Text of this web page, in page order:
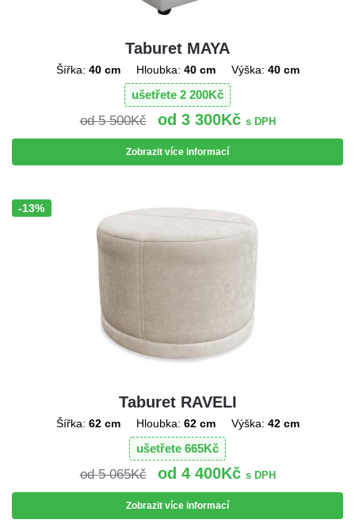
Taburet MAYA
Šířka: 40 cm Hloubka: 40 cm Výška: 40 cm
ušetřete 2 200Kč
5 500Kč 3 300Kč s DPH
Zobrazit více informací
Sleva!
-13%
Taburet RAVELI
Šířka: 62 cm Hloubka: 62 cm Výška: 42 cm
ušetřete 665Kč
5 065Kč 4 400Kč s DPH
Zobrazit více informací